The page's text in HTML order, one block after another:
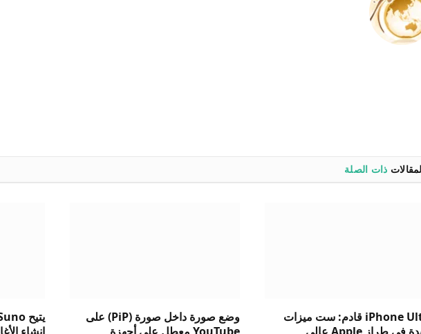
ذات الصلة
iPhone Ultra قادم: ست ميزات
وضع صورة داخل صورة (PiP) على